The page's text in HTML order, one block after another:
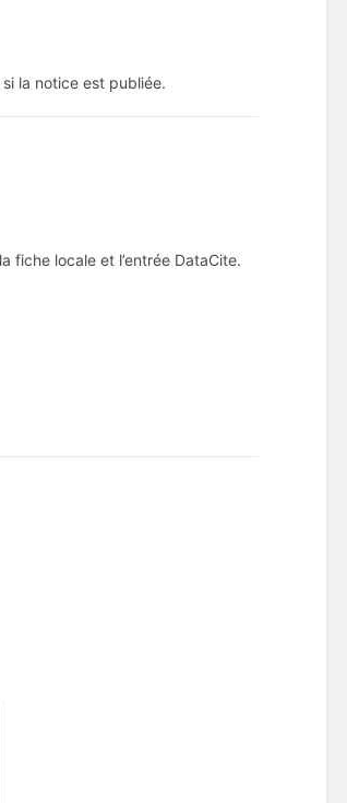
la notice est publiée.
fiche locale et l’entrée DataCite.